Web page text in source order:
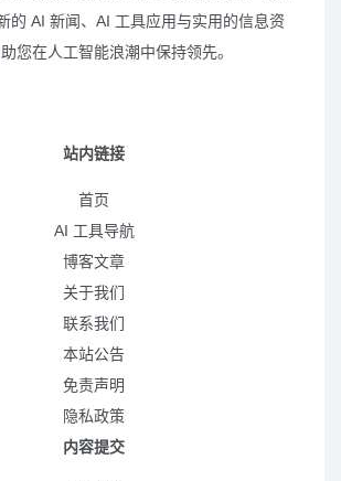
的 AI 新闻、AI 工具应用与实用的信息资
您在人工智能浪潮中保持领先。
站内链接
首页
AI 工具导航
博客文章
关于我们
联系我们
本站公告
免责声明
隐私政策
内容提交